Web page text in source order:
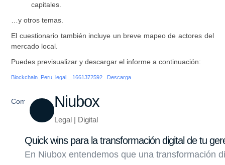
capitales.
…y otros temas.
El cuestionario también incluye un breve mapeo de actores del
mercado local.
Puedes previsualizar y descargar el informe a continuación:
Blockchain_Peru_legal__1661372592 Descarga
Compartir Niubox
Legal | Digital
Quick wins para la transformación digital de tu
En Niubox entendemos que una transformación